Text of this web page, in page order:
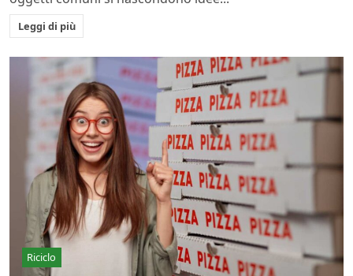
Leggi di più
Riciclo